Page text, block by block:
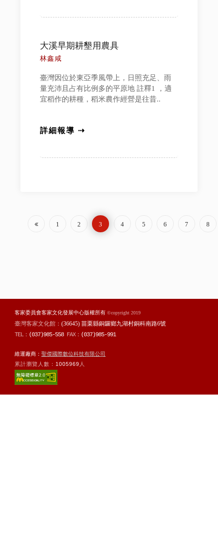
大溪早期耕墾用農具
林鑫咸
臺灣因位於東亞季風帶上，日照充足、雨
量充沛且占有比例多的平原地 註釋1 ，適
宜稻作的耕種，稻米農作經營是往昔..
詳細報導 ⇢
1 2 3 4 5 6 7 8
客家委員會客家文化發展中心版權所有 ©copyright 2019
臺灣客家文化館： (36645) 苗栗縣銅鑼鄉九湖村銅科南路6號
TEL： (037)985-558FAX： (037)985-991
維運廠商： 聖傑國際數位科技有限公司
累計瀏覽人數： 1005969 人